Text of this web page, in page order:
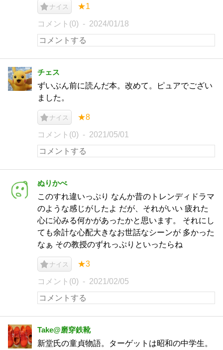
ナイス ★1
コメント(0) 2024/01/18
チェス
ずいぶん前に読んだ本。改めて。ピュアでござい
ました。
ナイス ★8
コメント(0) 2021/05/01
ぬりかべ
このすれ違いっぷり なんか昔のトレンディドラマ
のような感じがしたよ だが、それがいい 疲れた
心に沁みる何かがあったかと思います。 それにし
ても余計な心配大きなお世話なシーンが 多かった
なぁ その教授のずれっぷりといったらね
ナイス ★3
コメント(0) 2021/02/05
Take@磨穿鉄靴
新堂氏の童貞物語。ターゲットは昭和の中学生。